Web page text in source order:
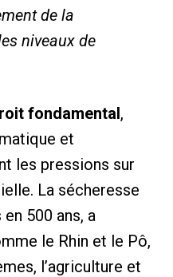
de la
niveaux de
fondamental,
et
les pressions sur
La sécheresse
en 500 ans, a
le Rhin et le Pô,
l’agriculture et